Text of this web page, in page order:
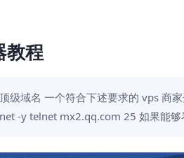
教程
级域名 一个符合下述要求的 vps 商
-y telnet mx2.qq.com 25 如果能够